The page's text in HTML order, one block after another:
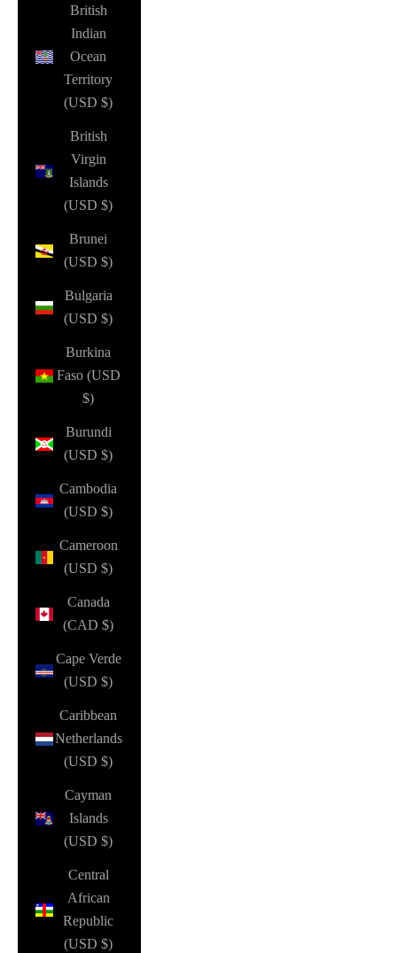
British
Indian
Ocean
Territory
(USD $)
British
Virgin
Islands
(USD $)
Brunei
(USD $)
Bulgaria
(USD $)
Burkina
Faso (USD
$)
Burundi
(USD $)
Cambodia
(USD $)
Cameroon
(USD $)
Canada
(CAD $)
Cape Verde
(USD $)
Caribbean
Netherlands
(USD $)
Cayman
Islands
(USD $)
Central
African
Republic
(USD $)